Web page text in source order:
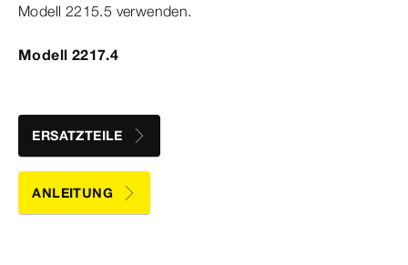
Modell 2215.5 verwenden.
Modell 2217.4
ERSATZTEILE
ANLEITUNG